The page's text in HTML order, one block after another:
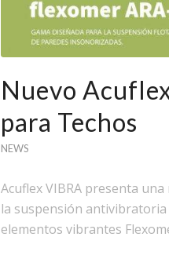
Nuevo
para Techos
NEWS
Acuflex VIBRA presenta
la suspensión
elementos vibrantes